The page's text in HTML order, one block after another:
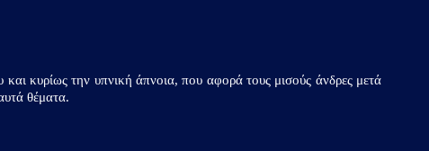
κυρίως την υπνική άπνοια, που αφορά τους μισούς άνδρες μετά
θέματα.